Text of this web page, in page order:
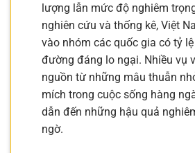
lượng lẫn mức độ nghiêm
nghiên cứu và thống kê, Việt
vào nhóm các quốc gia có tỷ
đường đáng lo ngại. Nhiều vụ
nguồn từ những mâu thuẫn
mích trong cuộc sống hàng
dẫn đến những hậu quả
ngờ.